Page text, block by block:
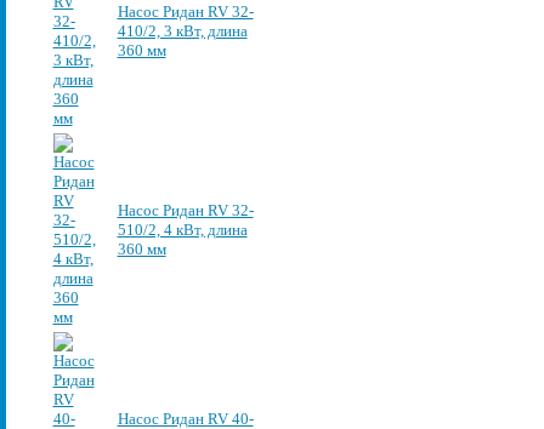
Насос Ридан RV 32-
410/2, 3 кВт, длина
360 мм
Насос Ридан RV 32-
510/2, 4 кВт, длина
360 мм
Насос Ридан RV 40-